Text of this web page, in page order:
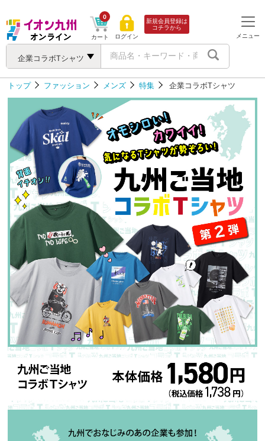
企業コラボTシャツ
カート
0
ログイン
新規会員登録は
コチラから
メニュー
トップ ファッション メンズ 特集 企業コラボTシャツ